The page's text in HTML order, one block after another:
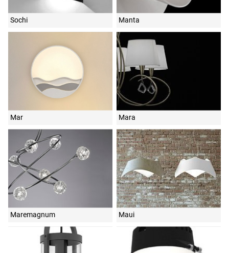
Sochi Manta
Mar Mara
Maremagnum Maui